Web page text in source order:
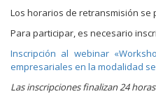
Los horarios de retransmisión se
Para participar, es necesario
Inscripción al webinar
empresariales en la modalidad
Las inscripciones finalizan 24